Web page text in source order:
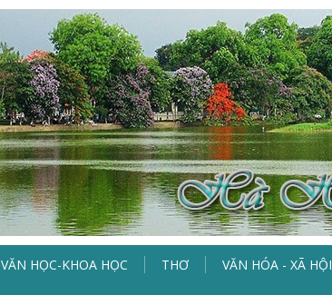
VĂN HỌC-KHOA HỌC THƠ VĂN HÓA - XÃ HỘI